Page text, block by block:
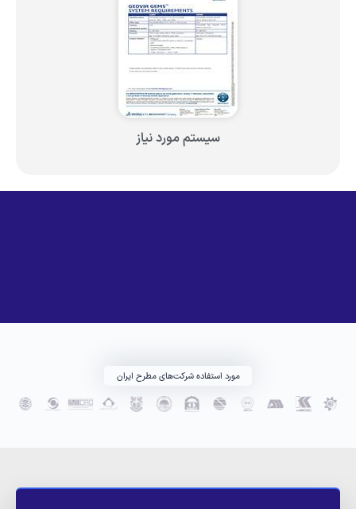
سیستم مورد نیاز
مورد استفاده شرکت‌های مطرح ایران